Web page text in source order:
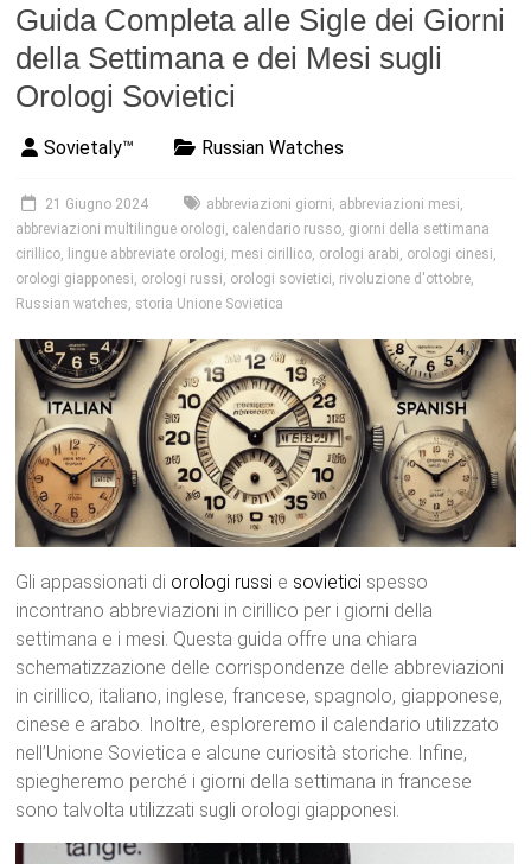
Guida Completa alle Sigle dei Giorni
della Settimana e dei Mesi sugli
Orologi Sovietici
Sovietaly™ Russian Watches
21 Giugno 2024 abbreviazioni giorni, abbreviazioni mesi,
abbreviazioni multilingue orologi, calendario russo, giorni della settimana
cirillico, lingue abbreviate orologi, mesi cirillico, orologi arabi, orologi cinesi,
orologi giapponesi, orologi russi, orologi sovietici, rivoluzione d'ottobre,
Russian watches, storia Unione Sovietica
Gli appassionati di orologi russi e sovietici spesso
incontrano abbreviazioni in cirillico per i giorni della
settimana e i mesi. Questa guida offre una chiara
schematizzazione delle corrispondenze delle abbreviazioni
in cirillico, italiano, inglese, francese, spagnolo, giapponese,
cinese e arabo. Inoltre, esploreremo il calendario utilizzato
nell’Unione Sovietica e alcune curiosità storiche. Infine,
spiegheremo perché i giorni della settimana in francese
sono talvolta utilizzati sugli orologi giapponesi.